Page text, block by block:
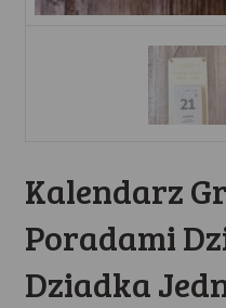
Kalendarz
Poradami
Dziadka